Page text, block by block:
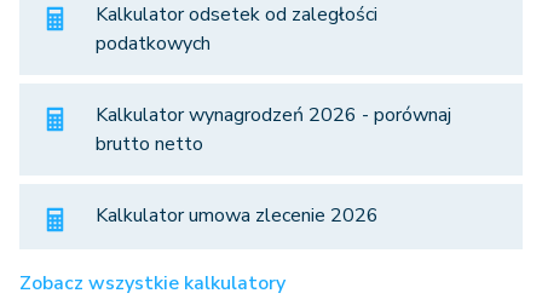
Kalkulator odsetek od zaległości
podatkowych
Kalkulator wynagrodzeń 2026 - porównaj
brutto netto
Kalkulator umowa zlecenie 2026
Zobacz wszystkie kalkulatory